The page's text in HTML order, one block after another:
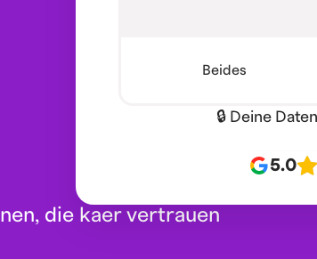
Beides
🔒 Deine
5.0
die kaer vertrauen